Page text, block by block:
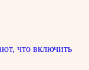
что включить